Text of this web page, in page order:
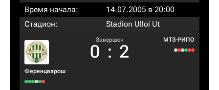
Время начала:
14.07.2005 в 20:00
Стадион:
Stadion Ulloi Ut
Ференцварош
Завершен
0 : 2
МТЗ-РИПО